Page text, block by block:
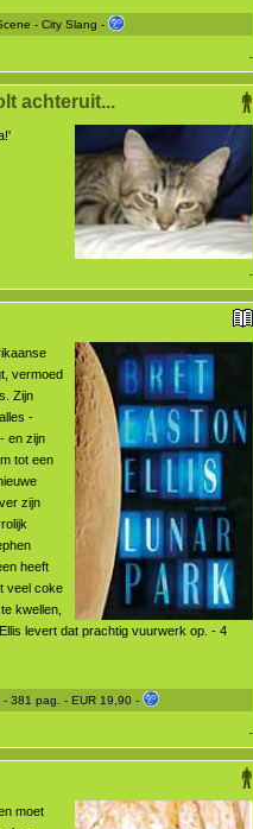
- City Slang -
achteruit...
vermoed
Zijn
-
en zijn
tot een
zijn
heeft
veel coke
kwellen,
levert dat prachtig vuurwerk op. - 4
381 pag. - EUR 19,90 -
moet